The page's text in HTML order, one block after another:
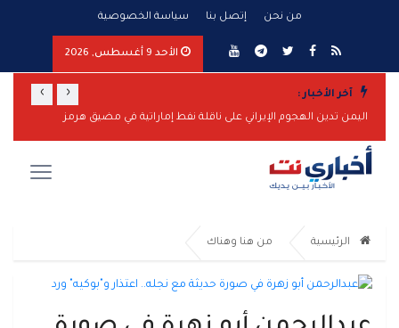
من نحن إتصل بنا سياسة الخصوصية
الأحد 9 أغسطس, 2026
آخر الأخبار :
اليمن تدين الهجوم الإيراني على ناقلة نفط إماراتية في مضيق هرمز
‹
›
الرئيسية من هنا وهناك